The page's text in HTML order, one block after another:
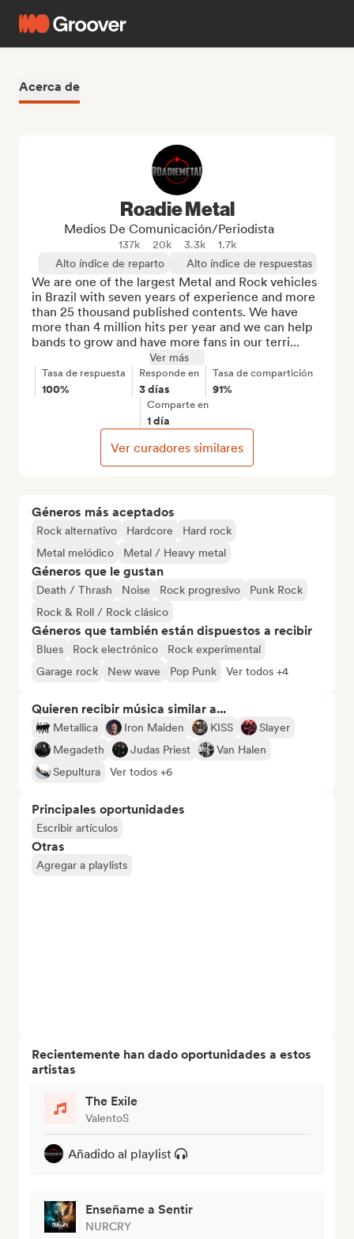
Acerca de
Géneros más aceptados
Rock alternativo Hardcore
Hard rock
Metal melódico
Metal / Heavy metal
Géneros que le gustan
Death / Thrash Noise Rock progresivo
Punk Rock
Rock & Roll / Rock clásico
Géneros que también están dispuestos a recibir
Blues Rock electrónico
Rock experimental
Garage rock
New wave Pop Punk Ver todos +4
Quieren recibir música similar a...
Metallica Iron Maiden KISS
Slayer
Megadeth
Judas Priest
Van Halen
Sepultura
Ver todos +6
Principales oportunidades
Escribir artículos
Otras
Agregar a playlists
Recientemente han dado oportunidades a estos
artistas
The Exile
ValentoS
Añadido al playlist
Enseñame a Sentir
NURCRY
Roadie Metal
Medios De Comunicación/Periodista
137k 20k 3.3k
1.7k
Alto índice de reparto
Alto índice de respuestas
We are one of the largest Metal and Rock vehicles
in Brazil with seven years of experience and more
than 25 thousand published contents. We have
more than 4 million hits per year and we can help
bands to grow and have more fans in our terri...
Ver más
Tasa de respuesta
100%
Responde en
3 días
Tasa de compartición
91%
Comparte en
1 día
Ver curadores similares